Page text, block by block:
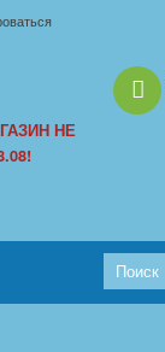
НЕ